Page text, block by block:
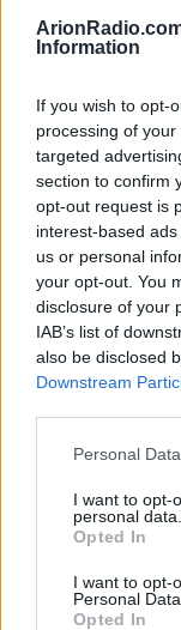
Information
If you wish to opt-
processing of
targeted
section to confirm
opt-out request is
interest-based
us or personal
your opt-out. You
disclosure of your
IAB’s list of
also be disclosed
Downstream
Personal
I want to opt-
personal data.
Opted In
I want to opt-
Personal Data.
Opted In
παρέα. Ποιος
Θάλεια
σύζυγός της
«φύγε γιατί
αστικό
Η ακρίδα,
και έκανε
ηθοποιό να
αυτό, ωχ πού
μου εδώ
αγωνιωδώς
Κιλκίς να το
Το κοινό
Τα πράγματα